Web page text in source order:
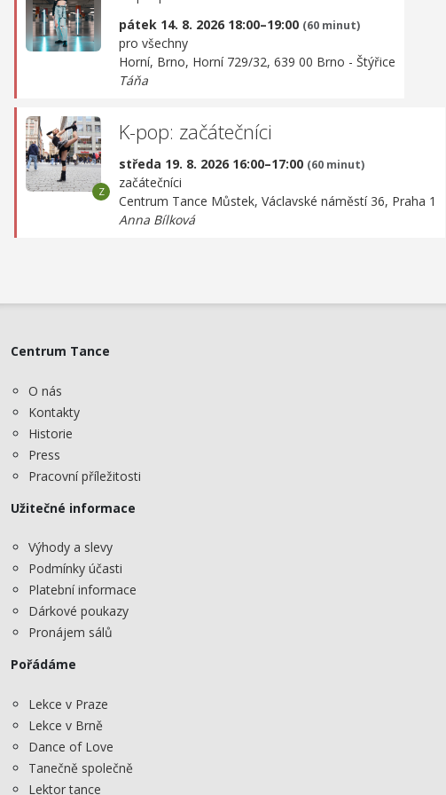
pátek 14. 8. 2026 18:00–19:00 (60 minut)
pro všechny
Horní, Brno, Horní 729/32, 639 00 Brno - Štýřice
Táňa
K-pop: začátečníci
středa 19. 8. 2026 16:00–17:00 (60 minut)
začátečníci
Centrum Tance Můstek, Václavské náměstí 36, Praha 1
Anna Bílková
Centrum Tance
O nás
Kontakty
Historie
Press
Pracovní příležitosti
Užitečné informace
Výhody a slevy
Podmínky účasti
Platební informace
Dárkové poukazy
Pronájem sálů
Pořádáme
Lekce v Praze
Lekce v Brně
Dance of Love
Tanečně společně
Lektor tance